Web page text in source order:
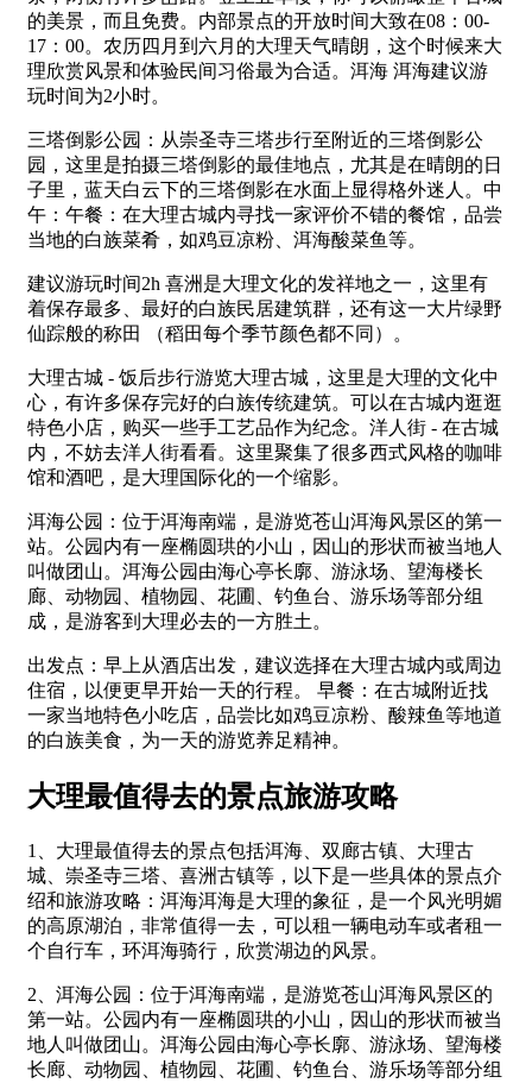
的美景，而且免费。内部景点的开放时间大致在08：00-
17：00。农历四月到六月的大理天气晴朗，这个时候来大
理欣赏风景和体验民间习俗最为合适。洱海 洱海建议游
玩时间为2小时。
三塔倒影公园：从崇圣寺三塔步行至附近的三塔倒影公
园，这里是拍摄三塔倒影的最佳地点，尤其是在晴朗的日
子里，蓝天白云下的三塔倒影在水面上显得格外迷人。中
午：午餐：在大理古城内寻找一家评价不错的餐馆，品尝
当地的白族菜肴，如鸡豆凉粉、洱海酸菜鱼等。
建议游玩时间2h 喜洲是大理文化的发祥地之一，这里有
着保存最多、最好的白族民居建筑群，还有这一大片绿野
仙踪般的称田 （稻田每个季节颜色都不同）。
大理古城 - 饭后步行游览大理古城，这里是大理的文化中
心，有许多保存完好的白族传统建筑。可以在古城内逛逛
特色小店，购买一些手工艺品作为纪念。洋人街 - 在古城
内，不妨去洋人街看看。这里聚集了很多西式风格的咖啡
馆和酒吧，是大理国际化的一个缩影。
洱海公园：位于洱海南端，是游览苍山洱海风景区的第一
站。公园内有一座椭圆珙的小山，因山的形状而被当地人
叫做团山。洱海公园由海心亭长廓、游泳场、望海楼长
廊、动物园、植物园、花圃、钓鱼台、游乐场等部分组
成，是游客到大理必去的一方胜土。
出发点：早上从酒店出发，建议选择在大理古城内或周边
住宿，以便更早开始一天的行程。 早餐：在古城附近找
一家当地特色小吃店，品尝比如鸡豆凉粉、酸辣鱼等地道
的白族美食，为一天的游览养足精神。
大理最值得去的景点旅游攻略
1、大理最值得去的景点包括洱海、双廊古镇、大理古
城、崇圣寺三塔、喜洲古镇等，以下是一些具体的景点介
绍和旅游攻略：洱海洱海是大理的象征，是一个风光明媚
的高原湖泊，非常值得一去，可以租一辆电动车或者租一
个自行车，环洱海骑行，欣赏湖边的风景。
2、洱海公园：位于洱海南端，是游览苍山洱海风景区的
第一站。公园内有一座椭圆珙的小山，因山的形状而被当
地人叫做团山。洱海公园由海心亭长廓、游泳场、望海楼
长廊、动物园、植物园、花圃、钓鱼台、游乐场等部分组